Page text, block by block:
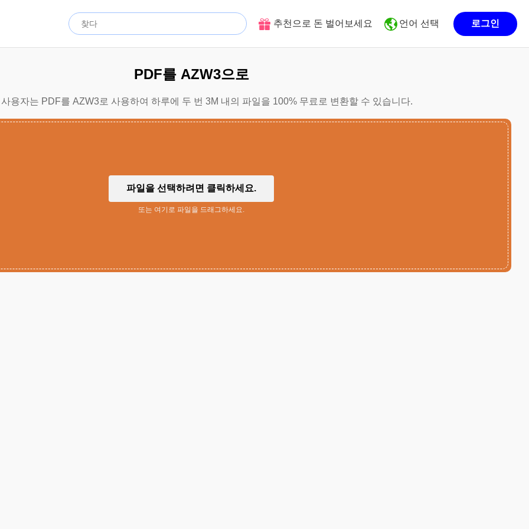
추천으로 돈 벌어보세요 언어 선택 로그인
PDF를 AZW3으로
용자는 PDF를 AZW3로 사용하여 하루에 두 번 3M 내의 파일을 100% 무료로 변환할 수 있습니다.
파일을 선택하려면 클릭하세요.
또는 여기로 파일을 드래그하세요.